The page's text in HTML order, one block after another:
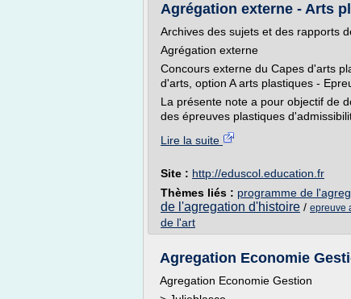
Agrégation externe - Arts
Archives des sujets et des rapports
Agrégation externe
Concours externe du Capes d'arts
d'arts, option A arts plastiques -
La présente note a pour objectif de
des épreuves plastiques
Lire la suite
Site : http://eduscol.education.fr
Thèmes liés : programme de
de l'agregation d'histoire / epreuve
de l'art
Agregation Economie
Agregation Economie Gestion